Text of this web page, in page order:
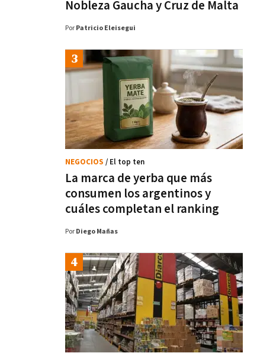
Nobleza Gaucha y Cruz de Malta
Por Patricio Eleisegui
La marca de yerba que más
consumen los argentinos y
cuáles completan el ranking
NEGOCIOS / El top ten
Por Diego Mañas